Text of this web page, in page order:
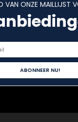
VAN ONZE MAILLIJST